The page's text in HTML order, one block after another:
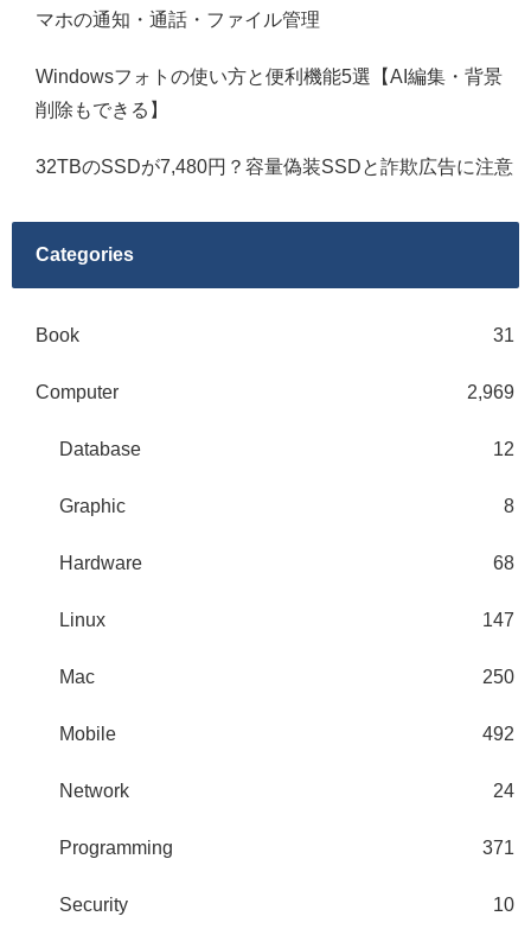
マホの通知・通話・ファイル管理
Windowsフォトの使い方と便利機能5選【AI編集・背景
削除もできる】
32TBのSSDが7,480円？容量偽装SSDと詐欺広告に注意
Categories
Book 31
Computer 2,969
Database 12
Graphic 8
Hardware 68
Linux 147
Mac 250
Mobile 492
Network 24
Programming 371
Security 10